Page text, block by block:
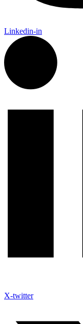
Linkedin-in
X-twitter